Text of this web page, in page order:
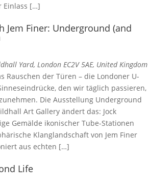
Einlass […]
Jem Finer: Underground (and
Yard, London EC2V 5AE, United Kingdom
Rauschen der Türen – die Londoner U-
den wir täglich passieren,
Die Ausstellung Underground
Art Gallery ändert das: Jock
Gemälde ikonischer Tube-Stationen
Klanglandschaft von Jem Finer
aus echten […]
Life